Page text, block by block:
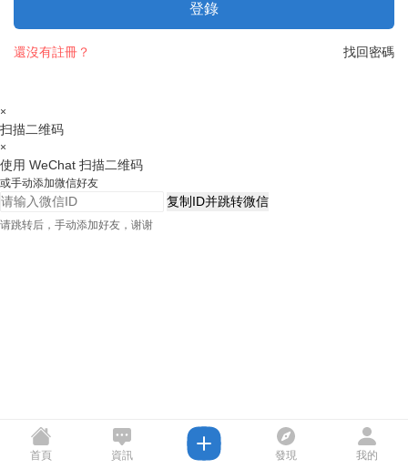
登錄
找回密碼
還沒有註冊？
×
扫描二维码
×
使用 WeChat 扫描二维码
或手动添加微信好友
复制ID并跳转微信
请跳转后，手动添加好友，谢谢
首頁 資訊 發現 我的